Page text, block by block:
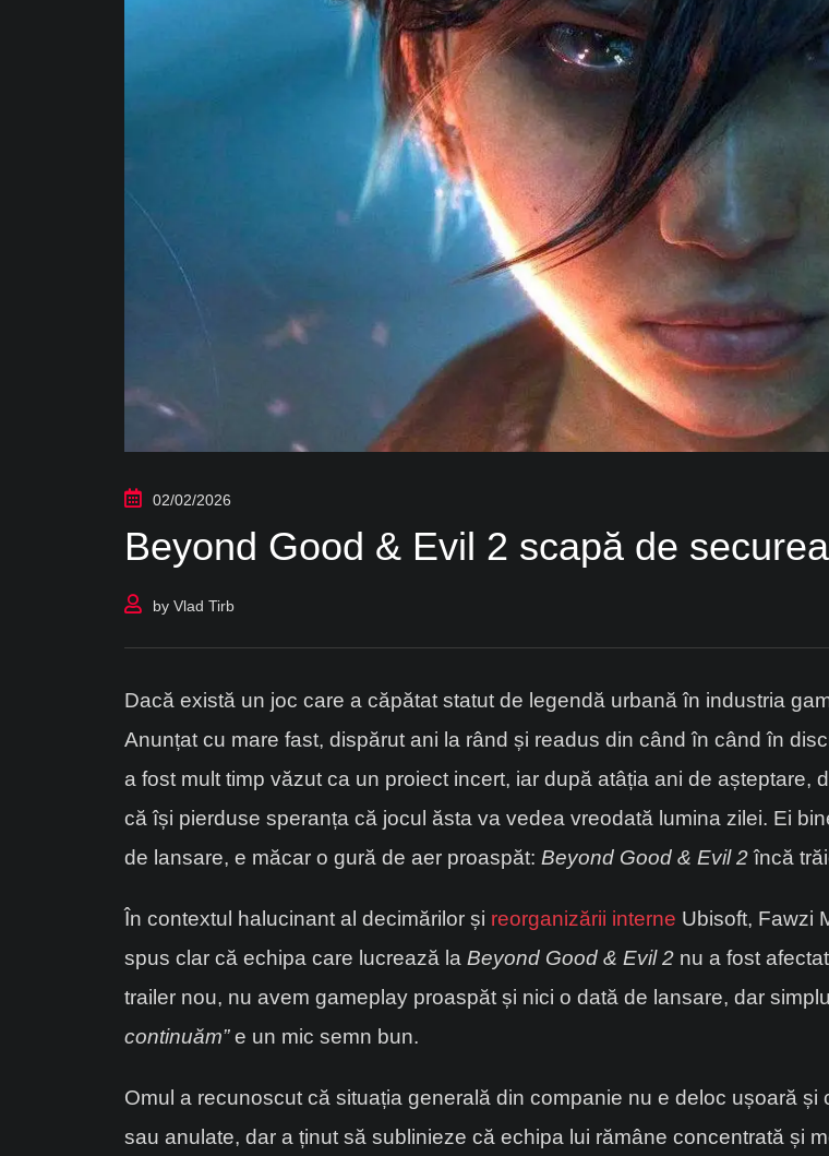
02/02/2026
Beyond Good & Evil 2 scapă de
by Vlad Tirb
Dacă există un joc care a căpătat statut de legendă urbană în industria
Anunțat cu mare fast, dispărut ani la rând și readus din când în când în
a fost mult timp văzut ca un proiect incert, iar după atâția ani de așteptare,
că își pierduse speranța că jocul ăsta va vedea vreodată lumina zilei. Ei
de lansare, e măcar o gură de aer proaspăt: Beyond Good & Evil 2încă
În contextul halucinant al decimărilor și reorganizării interne Ubisoft, Fawzi
spus clar că echipa care lucrează la Beyond Good & Evil 2 nu a fost
trailer nou, nu avem gameplay proaspăt și nici o dată de lansare, dar
continuăm”e un mic semn bun.
Omul a recunoscut că situația generală din companie nu e deloc ușoară
sau anulate, dar a ținut să sublinieze că echipa lui rămâne concentrată și